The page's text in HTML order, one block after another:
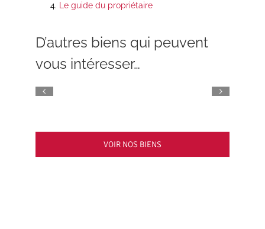
Le guide du propriétaire
D’autres biens qui peuvent
vous intéresser…
VOIR NOS BIENS